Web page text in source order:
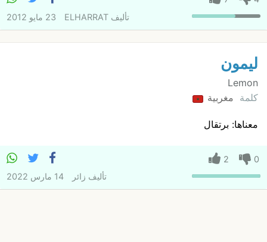
تأليفELHARRAT 23 مايو 2012
ليمون
Lemon
كلمة مغربية
معناها: برتقال
0
2
تأليف زائر 14 مارس 2022